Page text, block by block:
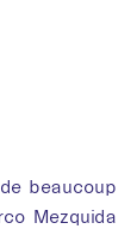
beaucoup
Mezquida